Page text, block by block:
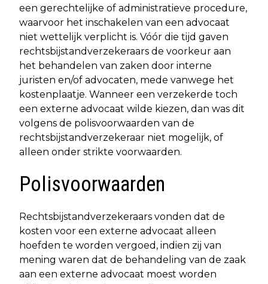
een gerechtelijke of administratieve procedure,
waarvoor het inschakelen van een advocaat
niet wettelijk verplicht is. Vóór die tijd gaven
rechtsbijstandverzekeraars de voorkeur aan
het behandelen van zaken door interne
juristen en/of advocaten, mede vanwege het
kostenplaatje. Wanneer een verzekerde toch
een externe advocaat wilde kiezen, dan was dit
volgens de polisvoorwaarden van de
rechtsbijstandverzekeraar niet mogelijk, of
alleen onder strikte voorwaarden.
Polisvoorwaarden
Rechtsbijstandverzekeraars vonden dat de
kosten voor een externe advocaat alleen
hoefden te worden vergoed, indien zij van
mening waren dat de behandeling van de zaak
aan een externe advocaat moest worden